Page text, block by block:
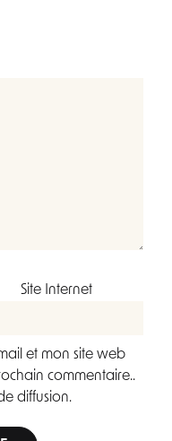
Site Internet
et mon site web
commentaire..
diffusion.